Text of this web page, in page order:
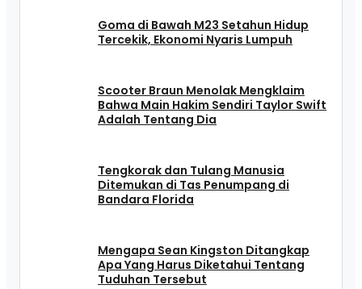
Goma di Bawah M23 Setahun Hidup
Tercekik, Ekonomi Nyaris Lumpuh
Scooter Braun Menolak Mengklaim
Bahwa Main Hakim Sendiri Taylor Swift
Adalah Tentang Dia
Tengkorak dan Tulang Manusia
Ditemukan di Tas Penumpang di
Bandara Florida
Mengapa Sean Kingston Ditangkap
Apa Yang Harus Diketahui Tentang
Tuduhan Tersebut